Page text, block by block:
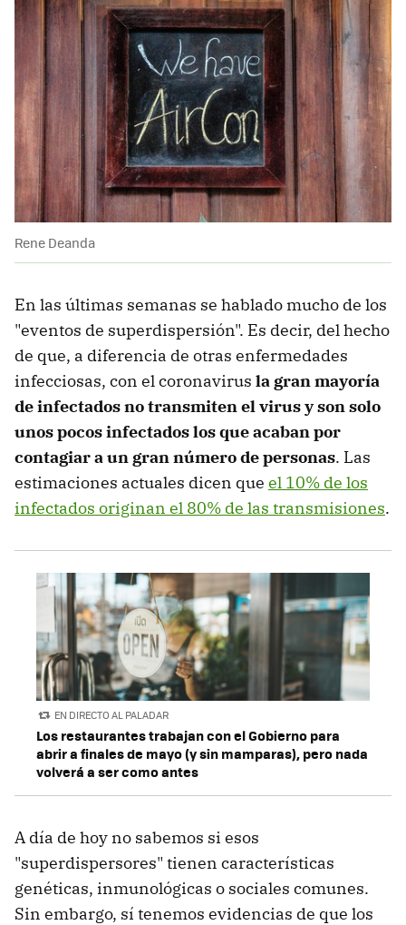
Rene Deanda
En las últimas semanas se hablado mucho de los
"eventos de superdispersión". Es decir, del hecho
de que, a diferencia de otras enfermedades
infecciosas, con el coronavirus la gran mayoría
de infectados no transmiten el virus y son solo
unos pocos infectados los que acaban por
contagiar a un gran número de personas. Las
estimaciones actuales dicen que el 10% de los
infectados originan el 80% de las transmisiones.
EN DIRECTO AL PALADAR
Los restaurantes trabajan con el Gobierno para
abrir a finales de mayo (y sin mamparas), pero nada
volverá a ser como antes
A día de hoy no sabemos si esos
"superdispersores" tienen características
genéticas, inmunológicas o sociales comunes.
Sin embargo, sí tenemos evidencias de que los